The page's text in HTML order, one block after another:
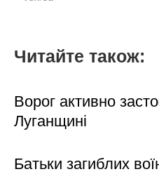
Читайте також:
Ворог активно
Луганщині
Батьки загиблих